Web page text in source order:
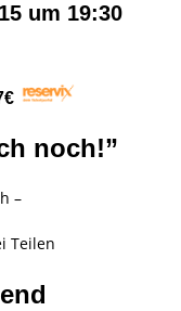
um 19:30
noch!”
–
Teilen